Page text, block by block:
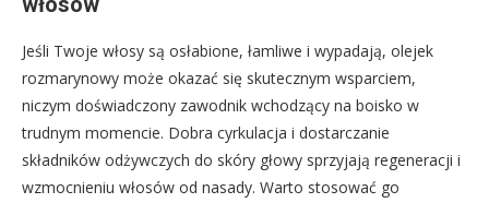
Jeśli Twoje włosy są osłabione, łamliwe i wypadają, olejek
rozmarynowy może okazać się skutecznym wsparciem,
niczym doświadczony zawodnik wchodzący na boisko w
trudnym momencie. Dobra cyrkulacja i dostarczanie
składników odżywczych do skóry głowy sprzyjają regeneracji i
wzmocnieniu włosów od nasady. Warto stosować go